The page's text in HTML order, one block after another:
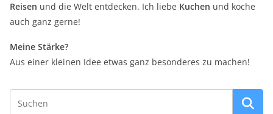
Reisen und die Welt entdecken. Ich liebe Kuchen und koche
auch ganz gerne!
Meine Stärke?
Aus einer kleinen Idee etwas ganz besonderes zu machen!